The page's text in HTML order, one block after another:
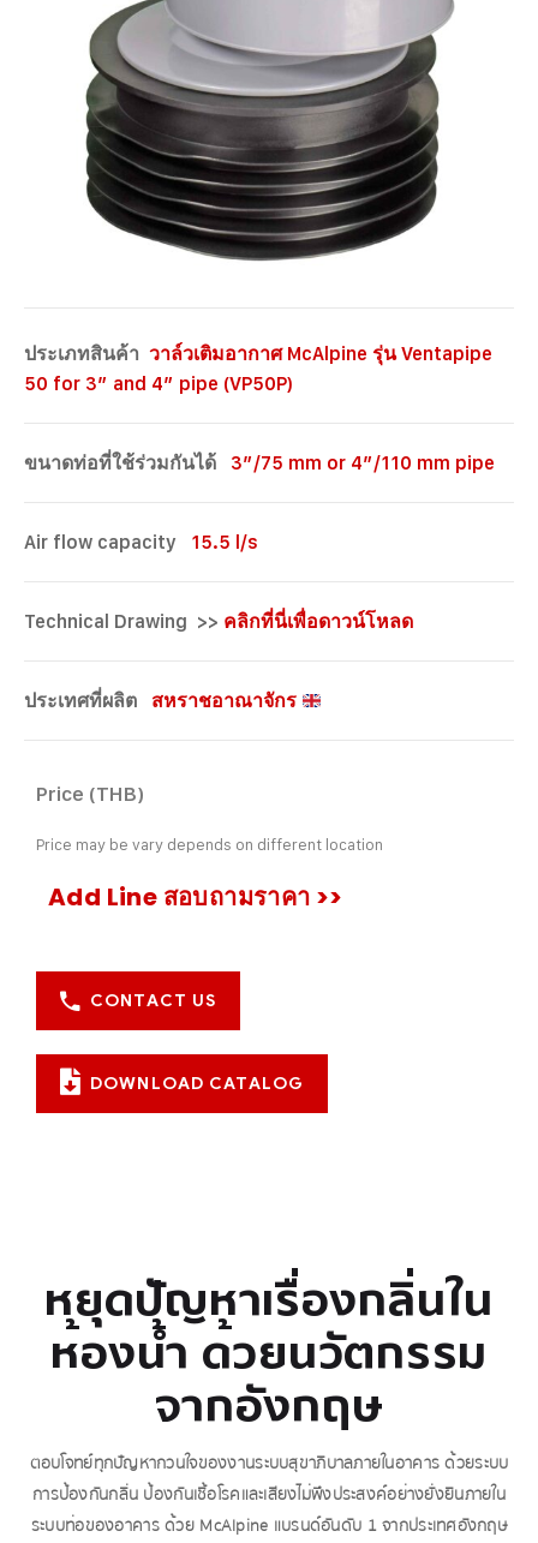
ประเภทสินค้า วาล์วเติมอากาศ McAlpine รุ่น Ventapipe
50 for 3″ and 4″ pipe (VP50P)
ขนาดท่อที่ใช้ร่วมกันได้ 3″/75 mm or 4″/110 mm pipe
Air flow capacity 15.5 l/s
Technical Drawing >> คลิกที่นี่เพื่อดาวน์โหลด
ประเทศที่ผลิต สหราชอาณาจักร
Price (THB)
Price may be vary depends on different location
Add Line สอบถามราคา >>
CONTACT US
DOWNLOAD CATALOG
หยุดปัญหาเรื่องกลิ่นใน
ห้องน้ำ ด้วยนวัตกรรม
จากอังกฤษ
ตอบโจทย์ทุกปัญหากวนใจของงานระบบสุขาภิบาลภายในอาคาร ด้วยระบบ
การป้องกันกลิ่น ป้องกันเชื้อโรคและเสียงไม่พึงประสงค์อย่างยั่งยืนภายใน
ระบบท่อของอาคาร ด้วย McAlpine แบรนด์อันดับ 1 จากประเทศอังกฤษ